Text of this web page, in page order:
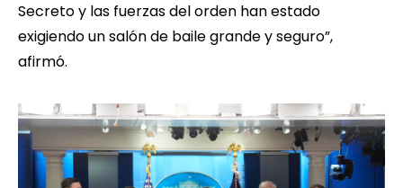
Secreto y las fuerzas del orden han estado
exigiendo un salón de baile grande y seguro”,
afirmó.